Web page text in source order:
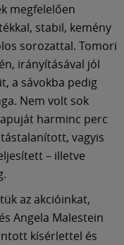
megfelelően
stabil, kemény
sorozattal. Tomori
irányításával jól
a sávokba pedig
Nem volt sok
harminc perc
vagyis
– illetve
az akcióinkat,
Angela Malestein
kísérlettel és